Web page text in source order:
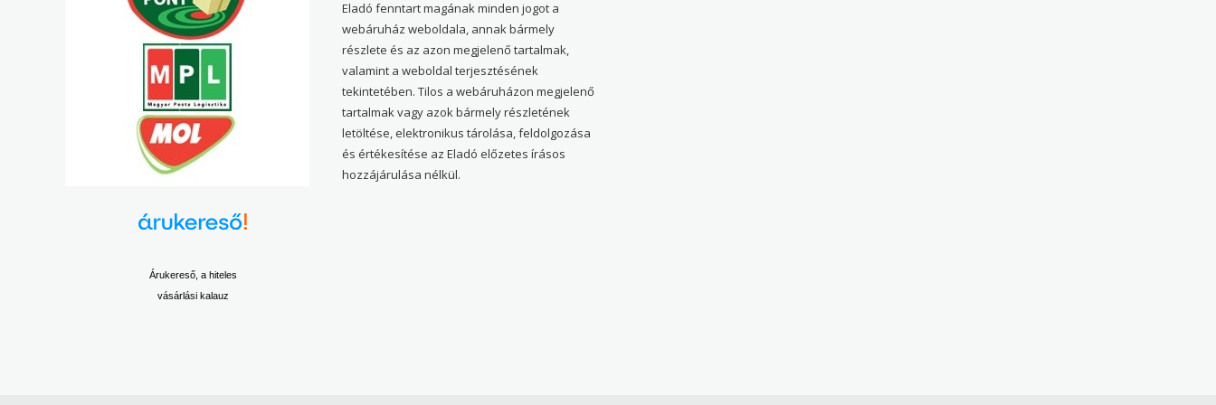
Árukereső, a hiteles
vásárlási kalauz
Eladó fenntart magának minden jogot a
webáruház weboldala, annak bármely
részlete és az azon megjelenő tartalmak,
valamint a weboldal terjesztésének
tekintetében. Tilos a webáruházon megjelenő
tartalmak vagy azok bármely részletének
letöltése, elektronikus tárolása, feldolgozása
és értékesítése az Eladó előzetes írásos
hozzájárulása nélkül.